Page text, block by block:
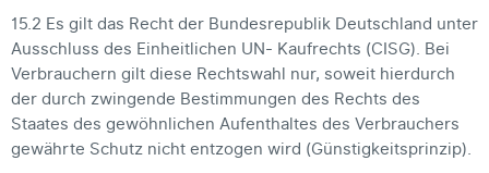
15.2 Es gilt das Recht der Bundesrepublik Deutschland unter
Ausschluss des Einheitlichen UN- Kaufrechts (CISG). Bei
Verbrauchern gilt diese Rechtswahl nur, soweit hierdurch
der durch zwingende Bestimmungen des Rechts des
Staates des gewöhnlichen Aufenthaltes des Verbrauchers
gewährte Schutz nicht entzogen wird (Günstigkeitsprinzip).